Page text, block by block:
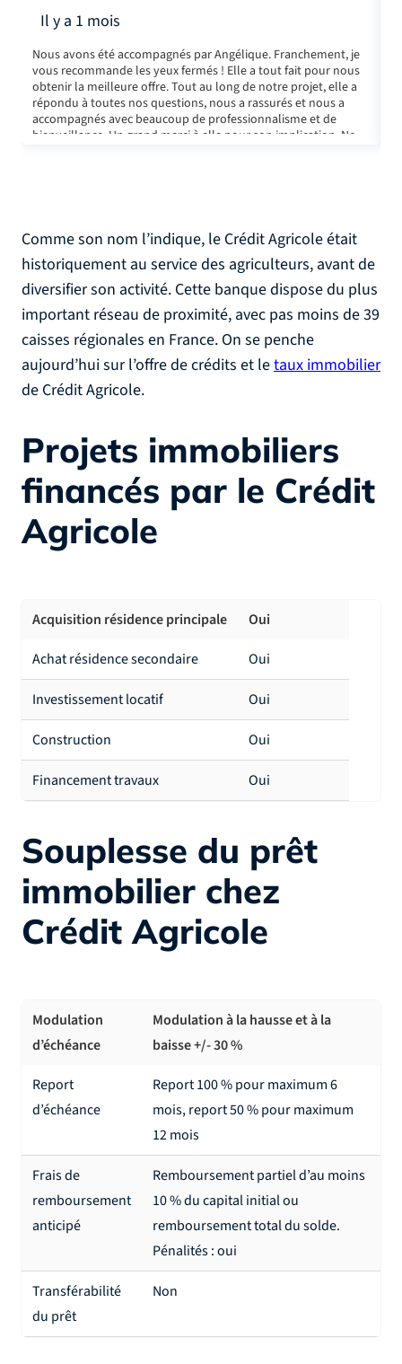
Il y a 1 mois
Nous avons été accompagnés par Angélique. Franchement, je
vous recommande les yeux fermés ! Elle a tout fait pour nous
obtenir la meilleure offre. Tout au long de notre projet, elle a
répondu à toutes nos questions, nous a rassurés et nous a
accompagnés avec beaucoup de professionnalisme et de
bienveillance. Un grand merci à elle pour son implication. Nous
Comme son nom l’indique, le Crédit Agricole était
historiquement au service des agriculteurs, avant de
diversifier son activité. Cette banque dispose du plus
important réseau de proximité, avec pas moins de 39
caisses régionales en France. On se penche
aujourd’hui sur l’offre de crédits et letaux immobilier
de Crédit Agricole.
Projets immobiliers
financés par le Crédit
Agricole
Acquisition résidence principale
Oui
Achat résidence secondaire
Oui
Investissement locatif Oui
Construction Oui
Financement travaux Oui
Souplesse du prêt
immobilier chez
Crédit Agricole
Modulation
d’échéance
Modulation à la hausse et à la
baisse +/- 30 %
Report
d’échéance
Report 100 % pour maximum 6
mois, report 50 % pour maximum
12 mois
Frais de
remboursement
anticipé
Remboursement partiel d’au moins
10 % du capital initial ou
remboursement total du solde.
Pénalités : oui
Transférabilité
du prêt
Non